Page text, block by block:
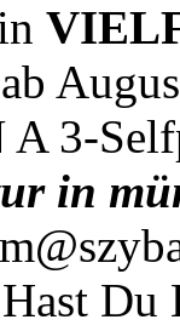
A 3-
in
Du